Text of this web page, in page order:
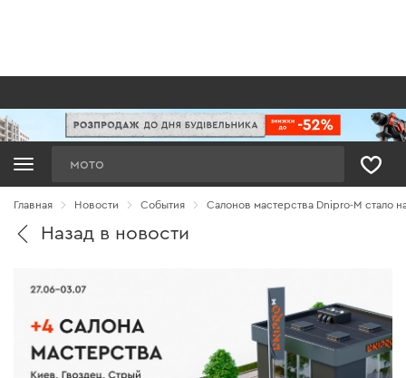
Главная Новости Cобытия Салонов мастерства Dnipro-M стало
Назад в новости